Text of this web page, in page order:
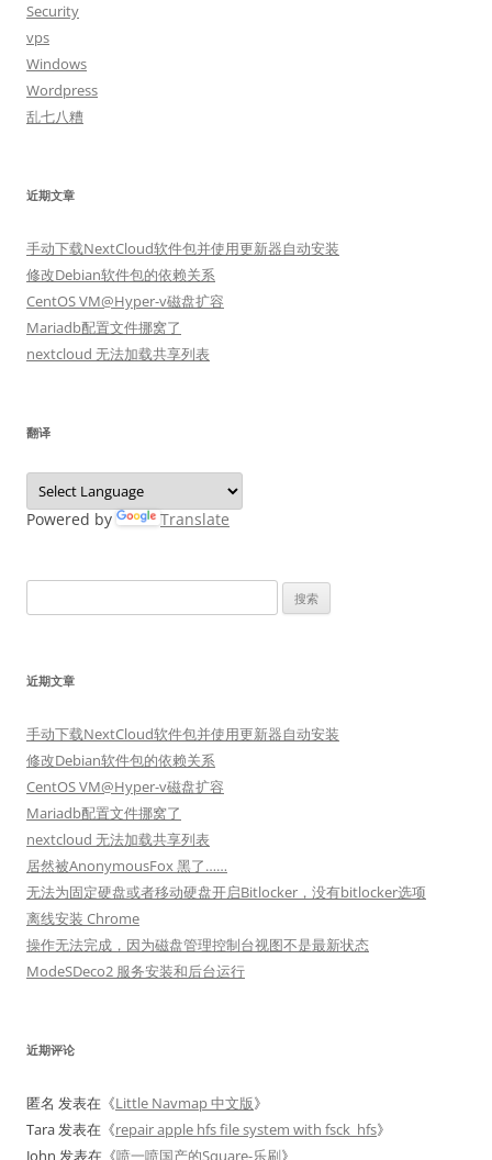
Security
vps
Windows
Wordpress
乱七八糟
近期文章
手动下载NextCloud软件包并使用更新器自动安装
修改Debian软件包的依赖关系
CentOS VM@Hyper-v磁盘扩容
Mariadb配置文件挪窝了
nextcloud 无法加载共享列表
翻译
Powered by Translate
索：
近期文章
手动下载NextCloud软件包并使用更新器自动安装
修改Debian软件包的依赖关系
CentOS VM@Hyper-v磁盘扩容
Mariadb配置文件挪窝了
nextcloud 无法加载共享列表
居然被AnonymousFox 黑了……
无法为固定硬盘或者移动硬盘开启Bitlocker，没有bitlocker选项
离线安装 Chrome
操作无法完成，因为磁盘管理控制台视图不是最新状态
ModeSDeco2 服务安装和后台运行
近期评论
匿名 发表在《Little Navmap 中文版》
Tara发表在《repair apple hfs file system with fsck_hfs》
John 发表在《喷一喷国产的Square-乐刷》